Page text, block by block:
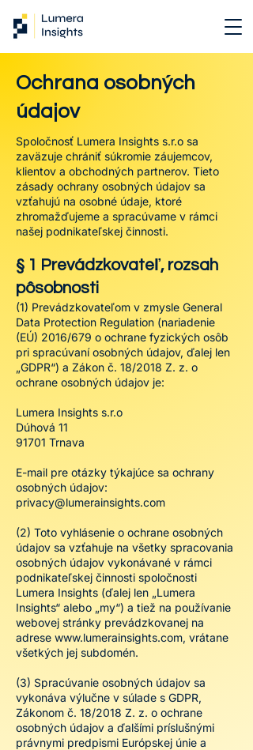
Ochrana osobných
údajov
Spoločnosť Lumera Insights s.r.o sa
zaväzuje chrániť súkromie záujemcov,
klientov a obchodných partnerov. Tieto
zásady ochrany osobných údajov sa
vzťahujú na osobné údaje, ktoré
zhromažďujeme a spracúvame v rámci
našej podnikateľskej činnosti.
§ 1 Prevádzkovateľ, rozsah
pôsobnosti
(1) Prevádzkovateľom v zmysle General
Data Protection Regulation (nariadenie
(EÚ) 2016/679 o ochrane fyzických osôb
pri spracúvaní osobných údajov, ďalej len
„GDPR“) a Zákon č. 18/2018 Z. z. o
ochrane osobných údajov je:
Lumera Insights s.r.o
Dúhová 11
91701 Trnava
E-mail pre otázky týkajúce sa ochrany
osobných údajov:
privacy@lumerainsights.com
(2) Toto vyhlásenie o ochrane osobných
údajov sa vzťahuje na všetky spracovania
osobných údajov vykonávané v rámci
podnikateľskej činnosti spoločnosti
Lumera Insights (ďalej len „Lumera
Insights“ alebo „my“) a tiež na používanie
webovej stránky prevádzkovanej na
adrese www.lumerainsights.com, vrátane
všetkých jej subdomén.
(3) Spracúvanie osobných údajov sa
vykonáva výlučne v súlade s GDPR,
Zákonom č. 18/2018 Z. z. o ochrane
osobných údajov a ďalšími príslušnými
právnymi predpismi Európskej únie a